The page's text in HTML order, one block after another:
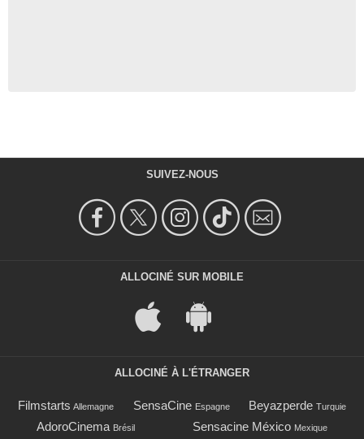
SUIVEZ-NOUS
ALLOCINÉ SUR MOBILE
ALLOCINÉ À L'ÉTRANGER
Filmstarts Allemagne SensaCine Espagne Beyazperde Turquie
AdoroCinema Brésil Sensacine México Mexique